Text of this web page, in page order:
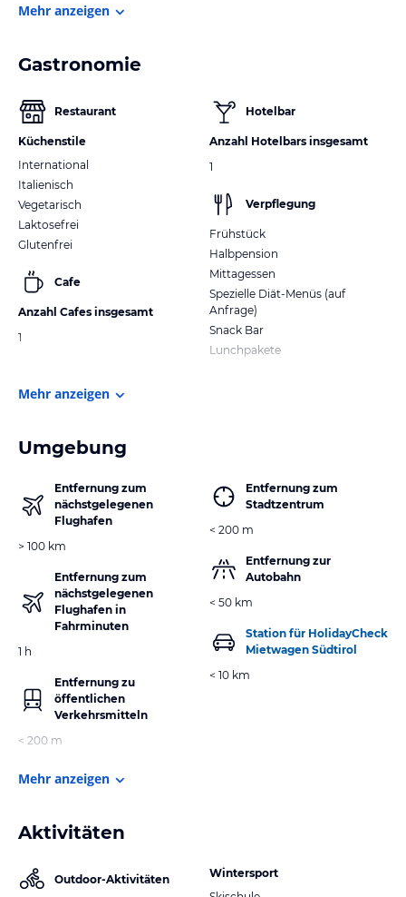
Mehr anzeigen
Gastronomie
Restaurant
Küchenstile
International
Italienisch
Vegetarisch
Laktosefrei
Glutenfrei
Cafe
Anzahl Cafes insgesamt
1
Hotelbar
Anzahl Hotelbars insgesamt
1
Verpflegung
Frühstück
Halbpension
Mittagessen
Spezielle Diät-Menüs (auf
Anfrage)
Snack Bar
Lunchpakete
Mehr anzeigen
Umgebung
Entfernung zum
nächstgelegenen
Flughafen
> 100 km
Entfernung zum
nächstgelegenen
Flughafen in
Fahrminuten
1 h
Entfernung zu
öffentlichen
Verkehrsmitteln
< 200 m
Entfernung zum
Stadtzentrum
< 200 m
Entfernung zur
Autobahn
< 50 km
Station für HolidayCheck
Mietwagen Südtirol
< 10 km
Mehr anzeigen
Aktivitäten
Outdoor-Aktivitäten
Wintersport